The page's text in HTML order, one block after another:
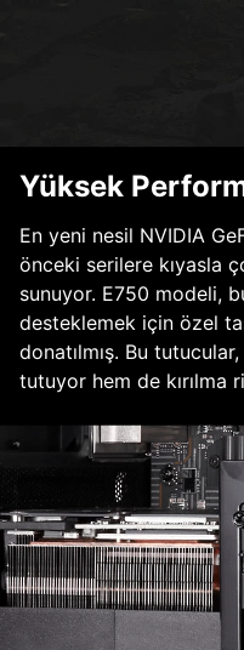
Yüksek
En yeni nesil NVIDIA
önceki serilere kıyasla
sunuyor. E750 modeli,
desteklemek için özel
donatılmış. Bu
tutuyor hem de kırılma